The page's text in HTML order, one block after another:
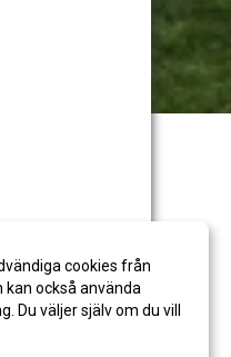
cookies från
kan också använda
Du väljer själv om du vill